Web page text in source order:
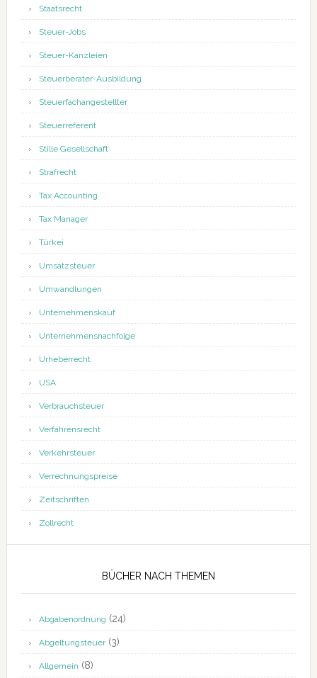
Staatsrecht
Steuer-Jobs
Steuer-Kanzleien
Steuerberater-Ausbildung
Steuerfachangestellter
Steuerreferent
Stille Gesellschaft
Strafrecht
Tax Accounting
Tax Manager
Türkei
Umsatzsteuer
Umwandlungen
Unternehmenskauf
Unternehmensnachfolge
Urheberrecht
USA
Verbrauchsteuer
Verfahrensrecht
Verkehrsteuer
Verrechnungspreise
Zeitschriften
Zollrecht
BÜCHER NACH THEMEN
Abgabenordnung (24)
Abgeltungsteuer(3)
Allgemein (8)